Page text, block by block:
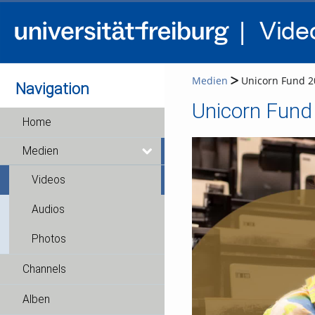
Navigation
Home
Medien
Videos
Audios
Photos
Channels
Alben
Medien Unicorn Fund
Unicorn